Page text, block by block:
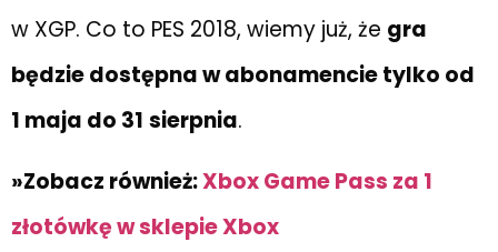
w XGP. Co to PES 2018, wiemy już, że gra
będzie dostępna w abonamencie tylko od
1 maja do 31 sierpnia.
»Zobacz również:Xbox Game Pass za 1
złotówkę w sklepie Xbox